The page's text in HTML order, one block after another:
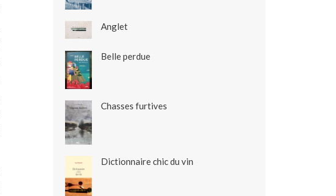
Anglet
Belle perdue
Chasses furtives
Dictionnaire chic du vin